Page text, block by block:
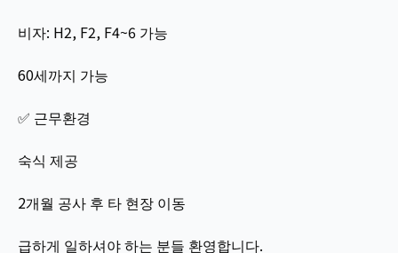
비자: H2, F2, F4~6 가능
60세까지 가능
✅ 근무환경
숙식 제공
2개월 공사 후 타 현장 이동
급하게 일하셔야 하는 분들 환영합니다.